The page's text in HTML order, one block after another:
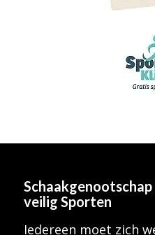
veilig Sporten
Iedereen moet zich